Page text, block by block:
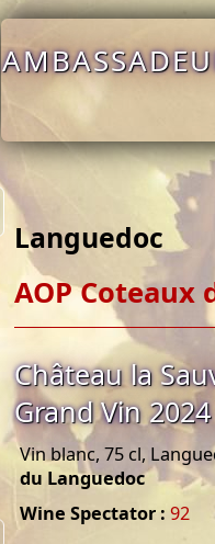
Languedoc
AOP Coteaux
Château la
Grand Vin
Vin blanc, 75 cl,
du Languedoc
Wine Spectator : 92